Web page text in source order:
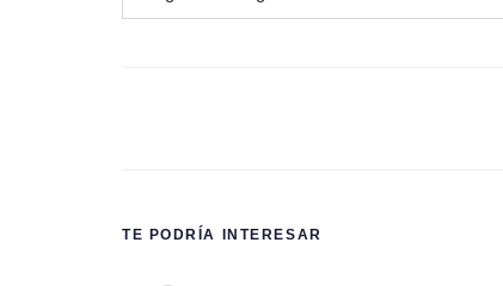
TE PODRÍA INTERESAR